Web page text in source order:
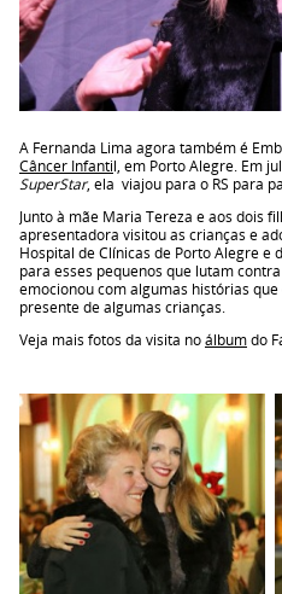
A ‪Fernanda Lima‬ agora também é
Câncer Infanti l, em Porto Alegre. Em
SuperStar, ela viajou para o RS para
Junto à mãe Maria Tereza e aos dois
apresentadora visitou as crianças e
Hospital de Clínicas de Porto Alegre
para esses pequenos que lutam
emocionou com algumas histórias
presente de algumas crianças.
Veja mais fotos da visita no álbum do